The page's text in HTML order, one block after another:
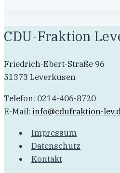
CDU-Fraktion
Friedrich-Ebert-Straße 96
51373 Leverkusen
Telefon: 0214-406-8720
E-Mail: info@cdufraktion-
Impressum
Datenschutz
Kontakt